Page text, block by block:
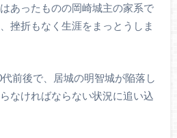
あったものの岡崎城主の家系で
挫折もなく生涯をまっとうしま
前後で、居城の明智城が陥落し
なければならない状況に追い込